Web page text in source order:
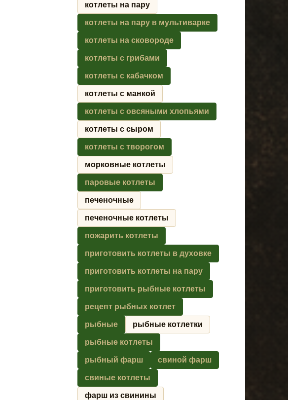
котлеты на пару
котлеты на пару в мультиварке
котлеты на сковороде
котлеты с грибами
котлеты с кабачком
котлеты с манкой
котлеты с овсяными хлопьями
котлеты с сыром
котлеты с творогом
морковные котлеты
паровые котлеты
печеночные
печеночные котлеты
пожарить котлеты
приготовить котлеты в духовке
приготовить котлеты на пару
приготовить рыбные котлеты
рецепт рыбных котлет
рыбные рыбные котлетки
рыбные котлеты
рыбный фарш свиной фарш
свиные котлеты
фарш из свинины